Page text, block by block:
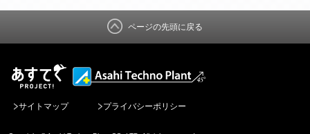
ページの先頭に戻る
サイトマップ プライバシーポリシー